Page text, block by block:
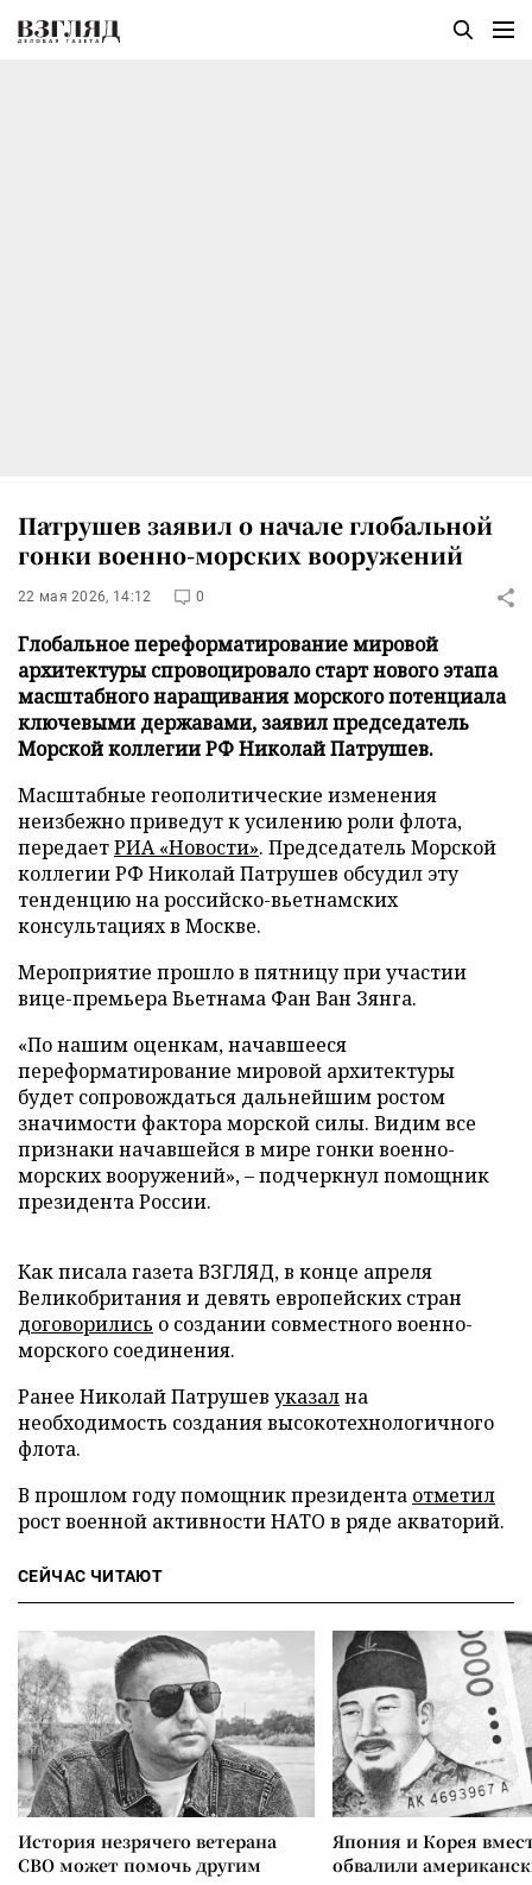
Патрушев заявил о начале глобальной
гонки военно-морских вооружений
22 мая 2026, 14:12 0
Глобальное переформатирование мировой
архитектуры спровоцировало старт нового этапа
масштабного наращивания морского потенциала
ключевыми державами, заявил председатель
Морской коллегии РФ Николай Патрушев.
Масштабные геополитические изменения
неизбежно приведут к усилению роли флота,
передаетРИА «Новости». Председатель Морской
коллегии РФ Николай Патрушев обсудил эту
тенденцию на российско-вьетнамских
консультациях в Москве.
Мероприятие прошло в пятницу при участии
вице-премьера Вьетнама Фан Ван Зянга.
«По нашим оценкам, начавшееся
переформатирование мировой архитектуры
будет сопровождаться дальнейшим ростом
значимости фактора морской силы. Видим все
признаки начавшейся в мире гонки военно-
морских вооружений», – подчеркнул помощник
президента России.
Как писала газета ВЗГЛЯД, в конце апреля
Великобритания и девять европейских стран
договорились о создании совместного военно-
морского соединения.
Ранее Николай Патрушев указална
необходимость создания высокотехнологичного
флота.
В прошлом году помощник президента отметил
рост военной активности НАТО в ряде акваторий.
СЕЙЧАС ЧИТАЮТ
История незрячего ветерана
СВО может помочь другим
Япония и Корея
обвалили